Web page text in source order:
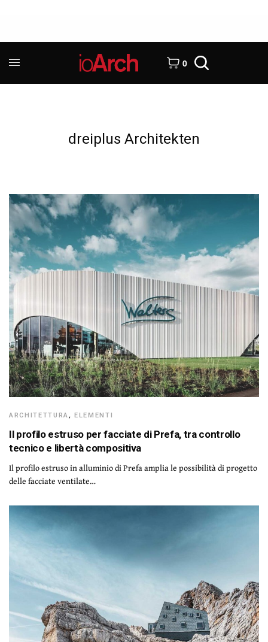
0
dreiplus Architekten
ARCHITETTURA,ELEMENTI
Il profilo estruso per facciate di Prefa, tra controllo
tecnico e libertà compositiva
Il profilo estruso in alluminio di Prefa amplia le possibilità di progetto
delle facciate ventilate…